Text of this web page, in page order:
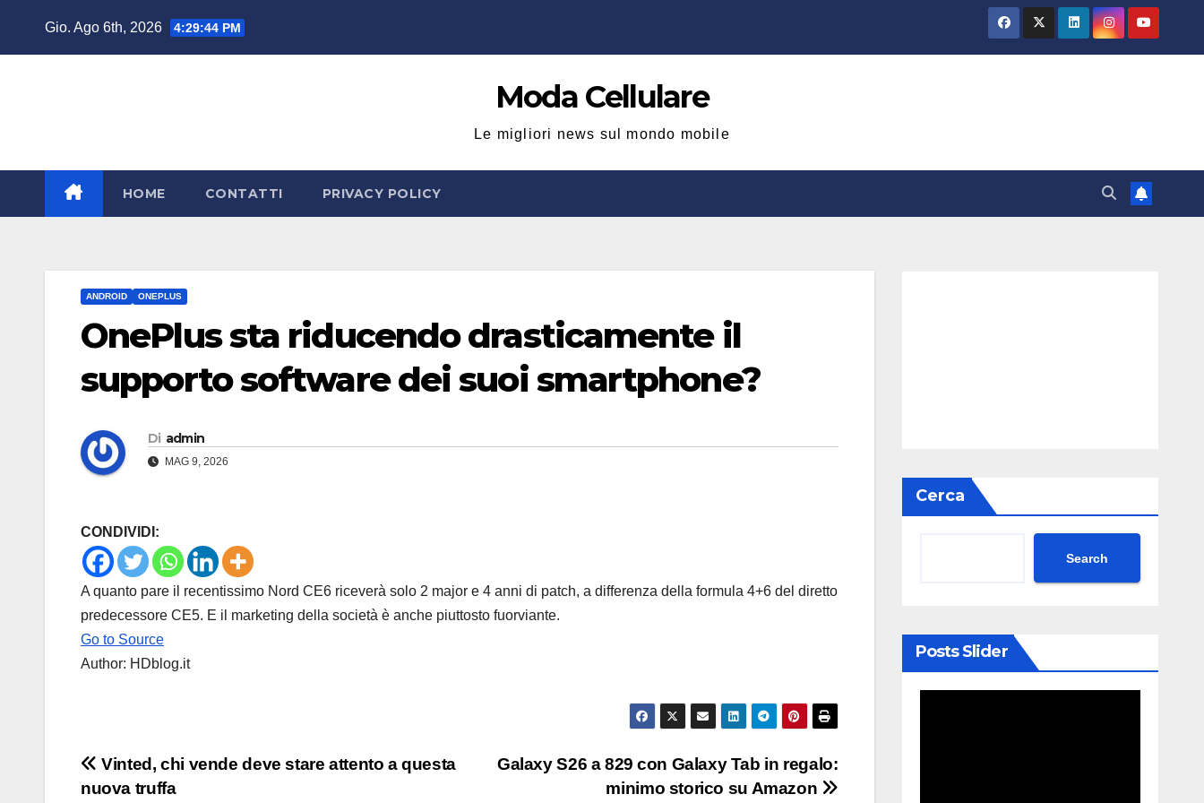
Gio. Ago 6th, 2026 4:29:44 PM
Moda Cellulare
Le migliori news sul mondo mobile
HOME CONTATTI PRIVACY POLICY
ANDROID ONEPLUS
OnePlus sta riducendo drasticamente il
supporto software dei suoi smartphone?
Di admin
MAG 9, 2026
CONDIVIDI:
A quanto pare il recentissimo Nord CE6 riceverà solo 2 major e 4 anni di patch, a differenza della formula 4+6 del diretto
predecessore CE5. E il marketing della società è anche piuttosto fuorviante.
Go to Source
Author: HDblog.it
Navigazione
Galaxy S26 a 829 con Galaxy Tab in regalo:
minimo storico su Amazon
Vinted, chi vende deve stare attento a questa
nuova truffa
Cerca
Search
Posts Slider